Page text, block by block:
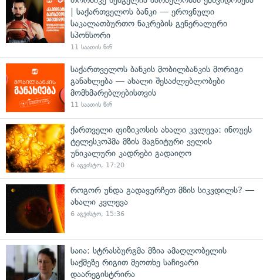
| საქართველოს ბანკი — ეროვნული
საკალათბურთო ნაკრების გენერალური
სპონსორი
11 საათის წინ
საქართველოს ბანკის მობილბანკის მორიგი
განახლება — ახალი შესაძლებლობები
მომხმარებლებისთვის
11 საათის წინ
ქართველი ფიზიკოსის ახალი კვლევა: ინოუეს
ტელესკოპმა მზის მაგნიტური ველის
უნიკალური კადრები გადაიღო
6 აგვისტო, 17:20
როგორ უნდა გადავურჩეთ მზის სიკვდილს? —
ახალი კვლევა
6 აგვისტო, 15:36
საია: სტრასბურგმა მზია ამაღლობელის
საქმეზე რიგით მეოთხე საჩივარი
დაარეგისტრირა